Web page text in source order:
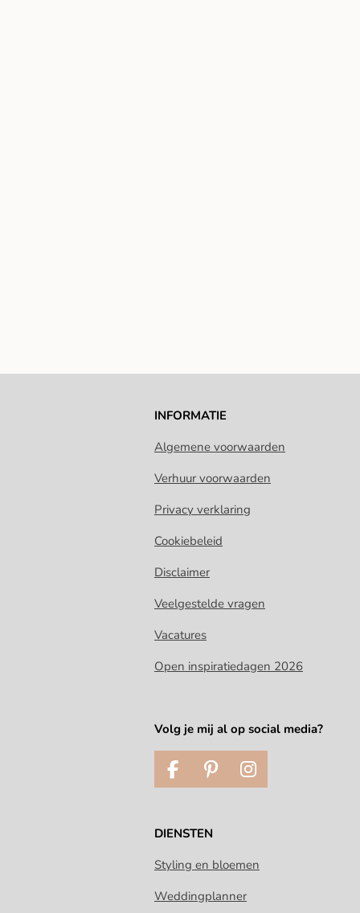
INFORMATIE
Algemene voorwaarden
Verhuur voorwaarden
Privacy verklaring
Cookiebeleid
Disclaimer
Veelgestelde vragen
Vacatures
Open inspiratiedagen 2026
Volg je mij al op social media?
F
a
e
o
k
P
i
t
r
s
I
n
g
DIENSTEN
Styling en bloemen
Weddingplanner